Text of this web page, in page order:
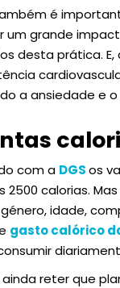
é
um grande
desta prática.
a ansiedade e
com a DGSos
2500 calorias.
idade,
gasto calórico
reter que